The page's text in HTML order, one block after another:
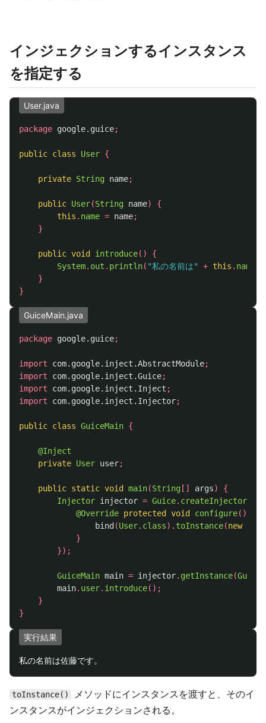
インジェクションするインスタンス
を指定する
User.java
package google.guice;
public class User {
private String name;
public User(String name)
{
this . name = name;
}
public void introduce()
{
System. out . println( "私の名前は" + this . name
}
}
GuiceMain.java
package google.guice;
import com.google.inject.AbstractModule;
import
com.google.inject.Guice;
import
com.google.inject.Inject ;
import
com.google.inject.Injector;
public class GuiceMain {
@Inject
private User user;
public static void main(String [] args)
{
Injector injector = Guice. createInjector
@Override protected void configure()
bind (User. class). toInstance(new
}
});
GuiceMain main = injector. getInstance(
main. user. introduce();
}
}
実行結果
toInstance()
メソッドにインスタンスを渡すと、そのイ
ンスタンスがインジェクションされる。